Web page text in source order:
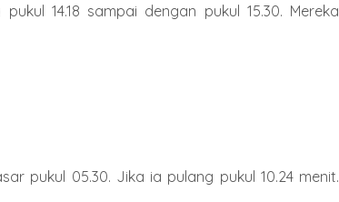
14.18 sampai dengan pukul 15.30. Mereka
pukul 05.30. Jika ia pulang pukul 10.24 menit.